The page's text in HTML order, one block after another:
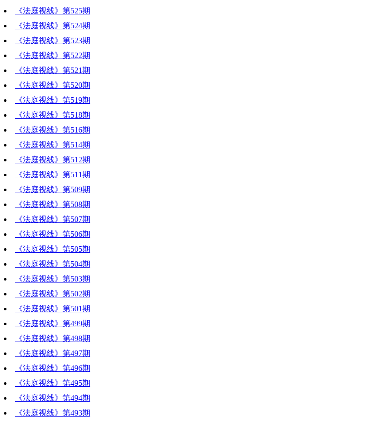
《法庭视线》第525期
《法庭视线》第524期
《法庭视线》第523期
《法庭视线》第522期
《法庭视线》第521期
《法庭视线》第520期
《法庭视线》第519期
《法庭视线》第518期
《法庭视线》第516期
《法庭视线》第514期
《法庭视线》第512期
《法庭视线》第511期
《法庭视线》第509期
《法庭视线》第508期
《法庭视线》第507期
《法庭视线》第506期
《法庭视线》第505期
《法庭视线》第504期
《法庭视线》第503期
《法庭视线》第502期
《法庭视线》第501期
《法庭视线》第499期
《法庭视线》第498期
《法庭视线》第497期
《法庭视线》第496期
《法庭视线》第495期
《法庭视线》第494期
《法庭视线》第493期